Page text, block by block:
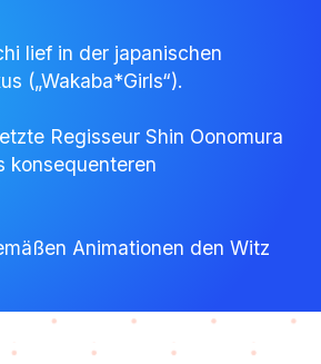
lief in der japanischen
(„Wakaba*Girls“).
Regisseur Shin Oonomura
konsequenteren
Animationen den Witz